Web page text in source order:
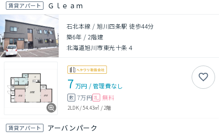
賃貸アパート Ｇｌｅａｍ
石北本線 / 旭川四条駅 徒歩44分
築6年 / 2階建
北海道旭川市東光十条４
7 万円 /管理費なし
敷 7万円 礼 無料
2LDK/54.43㎡ /2階
賃貸アパート アーバンパーク